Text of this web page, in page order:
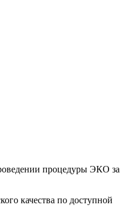
процедуры ЭКО за
качества по доступной